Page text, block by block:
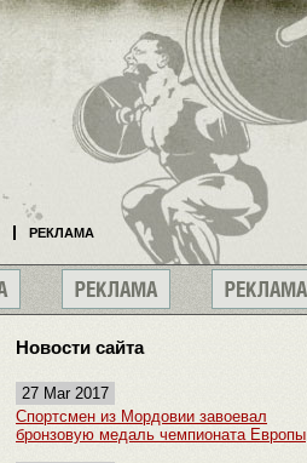
Новости сайта
27 Mar 2017
Спортсмен из Мордовии завоевал
бронзовую медаль чемпионата Европы
РЕКЛАМА